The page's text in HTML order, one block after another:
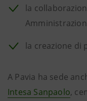
la
la creazione di
A Pavia ha sede
Intesa Sanpaolo,